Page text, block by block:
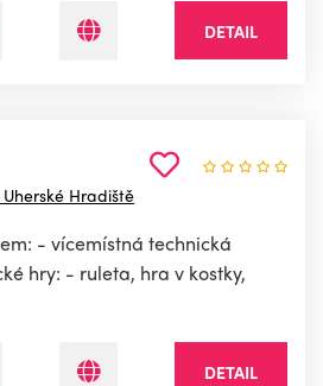
DETAIL
Uherské Hradiště
- vícemístná technická
hry: - ruleta, hra v kostky,
DETAIL